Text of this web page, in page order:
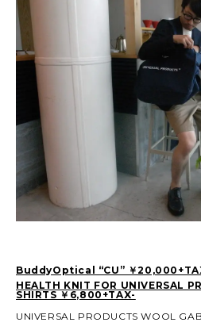
BuddyOptical “CU” ￥
HEALTH KNIT FOR UNIVERSAL
SHIRTS ￥6,800+TAX-
UNIVERSAL PRODUCTS WOOL